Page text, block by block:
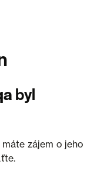
byl
zájem o jeho